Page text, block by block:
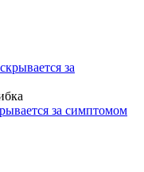
за симптомом